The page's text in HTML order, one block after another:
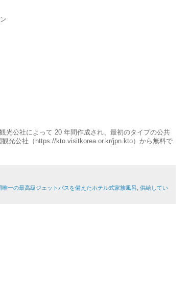
光公社によって 20 年間作成され、最初のタイプの公共
光公社（https://kto.visitkorea.or.kr/jpn.kto）から無料で
唯一の最高級ジェットバスを備えたホテル式家族風呂 供給してい